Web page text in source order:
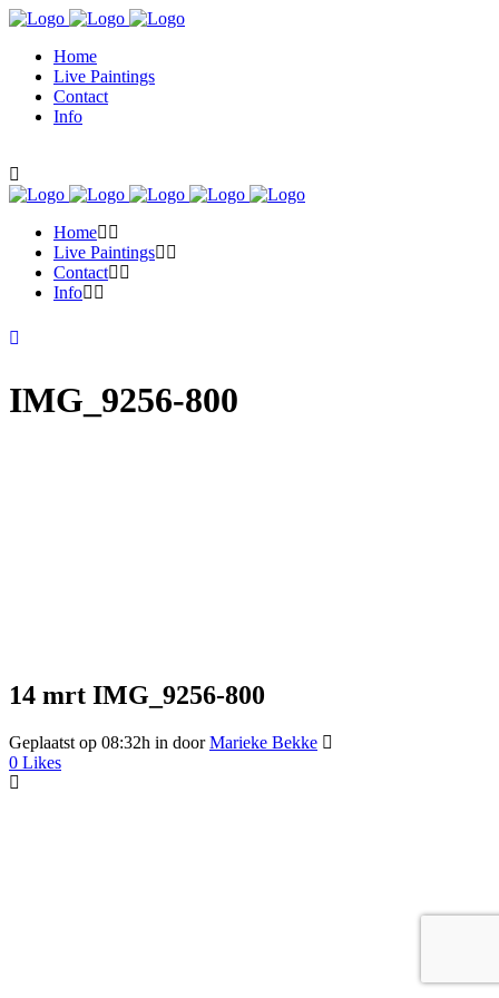
Home
Live Paintings
Contact
Info
Home
Live Paintings
Contact
Info
IMG_9256-800
14 mrt IMG_9256-800
Geplaatst op 08:32h in doorMarieke Bekke
0 Likes